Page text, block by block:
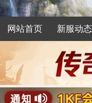
网站首页 新服动态